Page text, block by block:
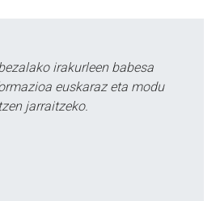
irakurleen babesa
euskaraz eta modu
jarraitzeko.